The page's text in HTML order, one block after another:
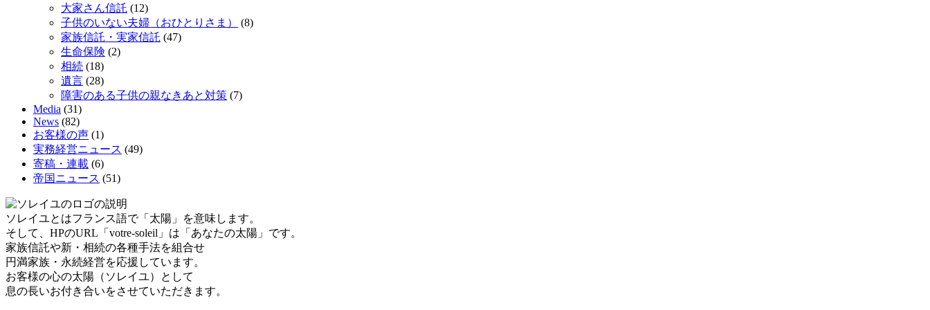
大家さん信託 (12)
子供のいない夫婦（おひとりさま）
(8)
家族信託・実家信託 (47)
生命保険 (2)
相続 (18)
遺言 (28)
障害のある子供の親なきあと対策 (7)
Media (31)
News (82)
お客様の声 (1)
実務経営ニュース (49)
寄稿・連載 (6)
帝国ニュース (51)
ソレイユとはフランス語で「太陽」を意味します。
そして、HPのURL「votre-soleil」は「あなたの太陽」です。
家族信託や新・相続の各種手法を組合せ
円満家族・永続経営を応援しています。
お客様の心の太陽（ソレイユ）として
息の長いお付き合いをさせていただきます。